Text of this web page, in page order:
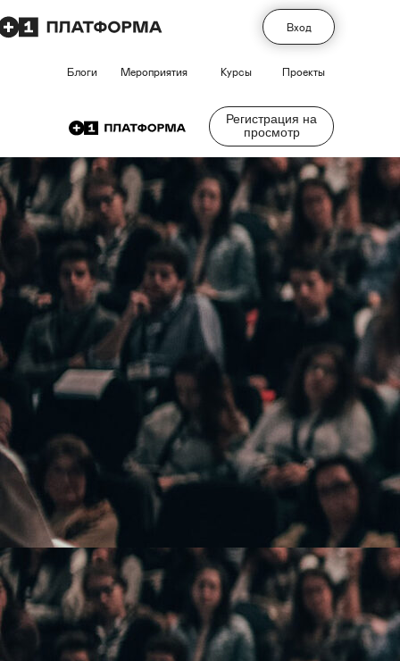
Курсы
Мероприятия Проекты
Блоги
Вход
Регистрация на
просмотр